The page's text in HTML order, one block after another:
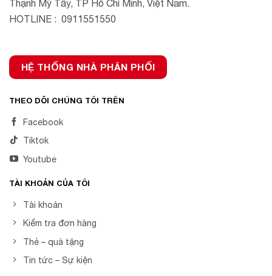
Thạnh Mỹ Tây, TP Hồ Chí Minh, Việt Nam.
HOTLINE : 0911551550
HỆ THỐNG NHÀ PHÂN PHỐI
THEO DÕI CHÚNG TÔI TRÊN
Facebook
Tiktok
Youtube
TÀI KHOẢN CỦA TÔI
Tài khoản
Kiểm tra đơn hàng
Thẻ – quà tặng
Tin tức – Sự kiện